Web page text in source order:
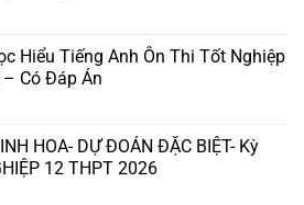
Hiểu Tiếng Anh Ôn Thi Tốt Nghiệp
Có Đáp Án
HOA- DỰ ĐOÁN ĐẶC BIỆT- Kỳ
12 THPT 2026